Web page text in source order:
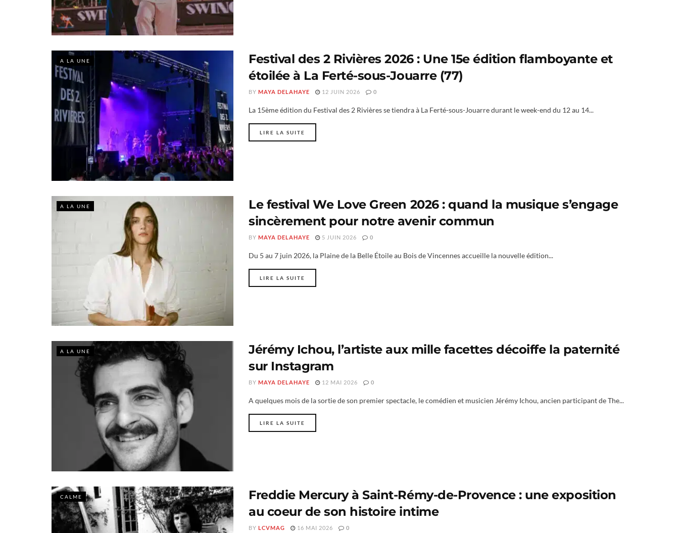
A LA UNE
Festival des 2 Rivières 2026 : Une 15e édition flamboyante et
étoilée à La Ferté-sous-Jouarre (77)
BY MAYA DELAHAYE 12 JUIN 2026 0
La 15ème édition du Festival des 2 Rivières se tiendra à La Ferté-sous-Jouarre durant le week-end du 12 au 14...
LIRE LA SUITE
A LA UNE
Le festival We Love Green 2026 : quand la musique s’engage
sincèrement pour notre avenir commun
BY MAYA DELAHAYE 5 JUIN 2026 0
Du 5 au 7 juin 2026, la Plaine de la Belle Étoile au Bois de Vincennes accueille la nouvelle édition...
LIRE LA SUITE
A LA UNE
Jérémy Ichou, l’artiste aux mille facettes décoiffe la paternité
sur Instagram
BY MAYA DELAHAYE 12 MAI 2026 0
A quelques mois de la sortie de son premier spectacle, le comédien et musicien Jérémy Ichou, ancien participant de The...
LIRE LA SUITE
CALME
Freddie Mercury à Saint-Rémy-de-Provence : une exposition
au coeur de son histoire intime
BY LCVMAG 16 MAI 2026 0